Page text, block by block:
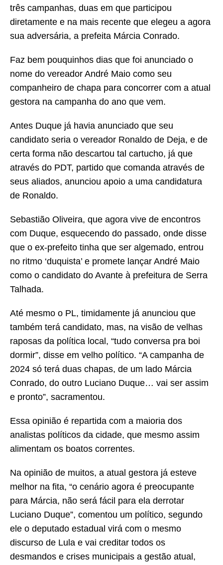
três campanhas, duas em que participou
diretamente e na mais recente que elegeu a agora
sua adversária, a prefeita Márcia Conrado.
Faz bem pouquinhos dias que foi anunciado o
nome do vereador André Maio como seu
companheiro de chapa para concorrer com a atual
gestora na campanha do ano que vem.
Antes Duque já havia anunciado que seu
candidato seria o vereador Ronaldo de Deja, e de
certa forma não descartou tal cartucho, já que
através do PDT, partido que comanda através de
seus aliados, anunciou apoio a uma candidatura
de Ronaldo.
Sebastião Oliveira, que agora vive de encontros
com Duque, esquecendo do passado, onde disse
que o ex-prefeito tinha que ser algemado, entrou
no ritmo ‘duquista’ e promete lançar André Maio
como o candidato do Avante à prefeitura de Serra
Talhada.
Até mesmo o PL, timidamente já anunciou que
também terá candidato, mas, na visão de velhas
raposas da política local, “tudo conversa pra boi
dormir”, disse em velho político. “A campanha de
2024 só terá duas chapas, de um lado Márcia
Conrado, do outro Luciano Duque… vai ser assim
e pronto”, sacramentou.
Essa opinião é repartida com a maioria dos
analistas políticos da cidade, que mesmo assim
alimentam os boatos correntes.
Na opinião de muitos, a atual gestora já esteve
melhor na fita, “o cenário agora é preocupante
para Márcia, não será fácil para ela derrotar
Luciano Duque”, comentou um político, segundo
ele o deputado estadual virá com o mesmo
discurso de Lula e vai creditar todos os
desmandos e crises municipais a gestão atual,